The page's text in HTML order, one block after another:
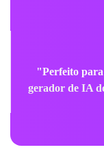
"Pôsteres de
estesfotos fofas